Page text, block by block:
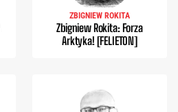
ZBIGNIEW ROKITA
Zbigniew Rokita: Forza
Arktyka! [FELIETON]